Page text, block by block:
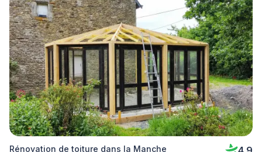
Rénovation de toiture dans la Manche